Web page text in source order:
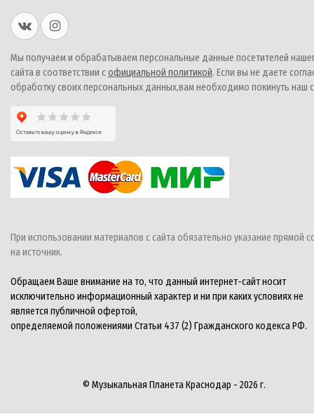
Мы получаем и обрабатываем персональные данные посетителей
сайта в соответствии софициальной политикой. Если вы не даете
обработку своих персональных данных,вам необходимо покинуть наш
При использовании материалов с сайта обязательно указание прямой
на источник.
Обращаем Ваше внимание на то, что данный интернет-сайт носит
исключительно информационный характер и ни при каких условиях не
является публичной офертой,
определяемой положениями Статьи 437 (2) Гражданского кодекса РФ.
© Музыкальная Планета Краснодар - 2026 г.